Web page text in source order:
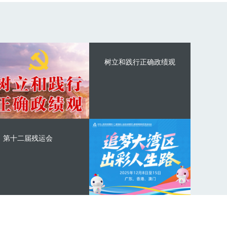
树立和践行正确政绩观
第十二届残运会